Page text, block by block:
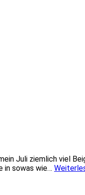
Juli ziemlich viel
in sowas wie…